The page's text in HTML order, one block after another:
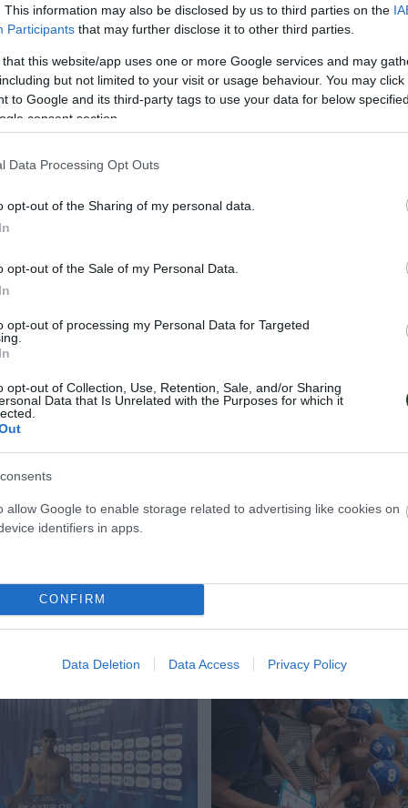
This information may also be disclosed by us to third parties on the
Participants that may further disclose it to other third parties.
that this website/app uses one or more Google services and may
but not limited to your visit or usage behaviour. You may
to Google and its third-party tags to use your data for below
consent section.
Data Processing Opt Outs
opt-out of the Sharing of my personal data.
opt-out of the Sale of my Personal Data.
opt-out of processing my Personal Data for Targeted
opt-out of Collection, Use, Retention, Sale, and/or Sharing
Data that Is Unrelated with the Purposes for which it
allow Google to enable storage related to advertising like cookies on
identifiers in apps.
CONFIRM
Data Deletion Data Access Privacy Policy
3-8 Λασκαρίδης (κόντρα), 4-8 Κόρατς (περιφ.),
(π.π.), 4-11 Σιαμάς (κόντρα), 4-12
5-13 Ζαχόπουλος (π.π.), 6-13 Σάπιν
7-14 Λασκαρίδης (περιφ.), 8-14 Μόρντες
ΕΛΛΑΔΑ 8-15
1-2, 1-4, 4-4.
Κόουλ, Μπράουν 1, Μάρτιν, Μάσιτς 1,
Μόρντες 2, Σάπιν 1, Γουέμπερ 1,
Μαυριόπουλος, Λυκούδης 2, Κόκκινος 2,
Λασκαρίδης 2, Ζερβουδάκης, Μητράκης 1,
1, Χωματάς, Κρατημένος.